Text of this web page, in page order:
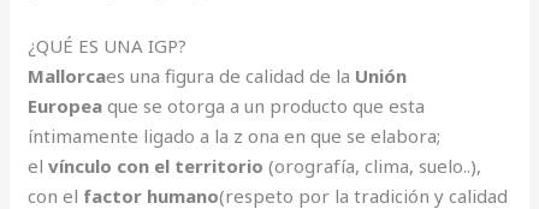
¿QUÉ ES UNA IGP?
Mallorcaes una figura de calidad de la Unión
Europea que se otorga a un producto que esta
íntimamente ligado a la z ona en que se elabora;
elvínculo con el territorio (orografía, clima, suelo..),
con el factor humano(respeto por la tradición y calidad